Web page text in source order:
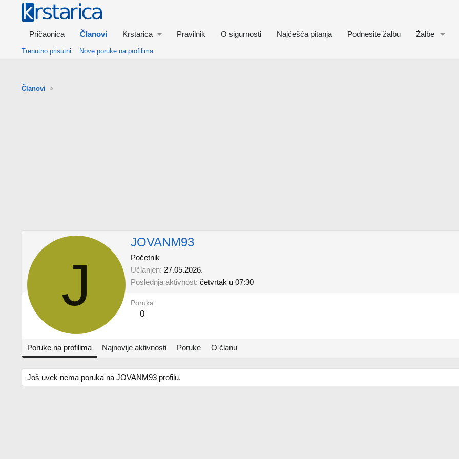
Pričaonica Članovi Krstarica Pravilnik O sigurnosti Najćešća pitanja Podnesite žalbu Žalbe
Trenutno prisutni Nove poruke na profilima
Članovi
J
JOVANM93
Početnik
Učlanjen 27.05.2026.
Poslednja aktivnost četvrtak u 07:30
Poruka
0
Poruke na profilima Najnovije aktivnosti Poruke O članu
Još uvek nema poruka na JOVANM93 profilu.